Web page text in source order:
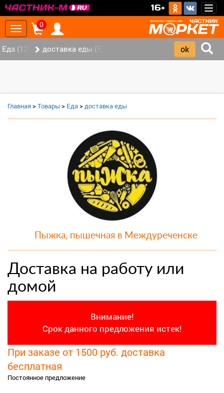
16+
Toggle
navigation
0
Еда (12) доставка еды (5)
Главная>Товары > Еда>доставка еды
Пыжка, пышечная в Междуреченске
Доставка на работу или
домой
Внимание!
Срок данного предложения истек!
При заказе от 1500 руб. доставка
бесплатная
Постоянное предложение